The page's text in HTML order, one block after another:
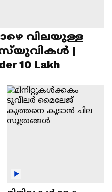
വിലയുള്ള
എസ്‍യുവികൾ |
10 Lakh